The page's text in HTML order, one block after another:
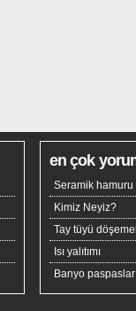
en çok
Seramik hamuru
Kimiz Neyiz?
Tay tüyü
Isı yalıtımı
Banyo